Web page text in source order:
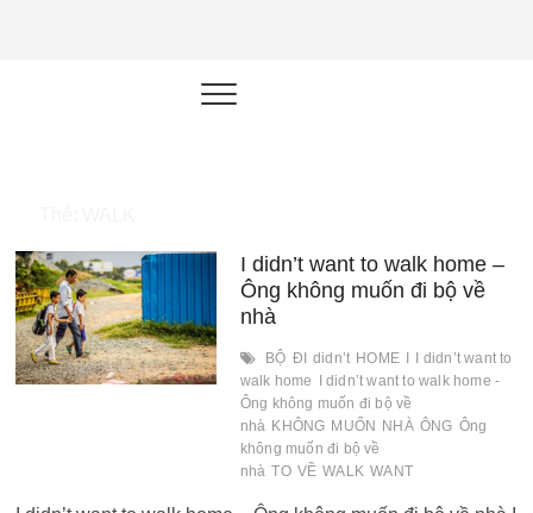
nhân trong
thời đại AI
I didn’t want to walk home –
Ông không muốn đi bộ về
nhà
BỘ ĐI didn’t HOME
I didn’t want to
walk home
I didn’t want to walk home -
Ông không muốn đi bộ về
nhà KHÔNG MUỐN NHÀ ÔNG Ông
không muốn đi bộ về
nhà TO VỀ WALK WANT